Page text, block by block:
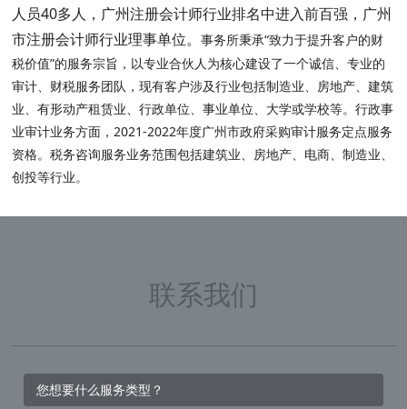
人员40多人，广州注册会计师行业排名中进入前百强，广州
市注册会计师行业理事单位。事务所秉承“致力于提升客户的财
税价值”的服务宗旨，以专业合伙人为核心建设了一个诚信、专业的
审计、财税服务团队，现有客户涉及行业包括制造业、房地产、建筑
业、有形动产租赁业、行政单位、事业单位、大学或学校等。行政事
业审计业务方面，2021-2022年度广州市政府采购审计服务定点服务
资格。税务咨询服务业务范围包括建筑业、房地产、电商、制造业、
创投等行业。
联系我们